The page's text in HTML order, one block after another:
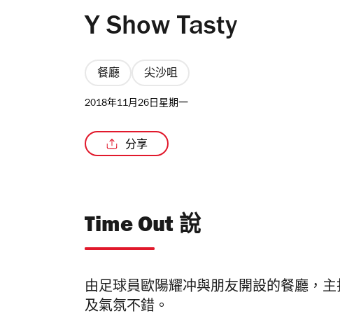
Y Show Tasty
餐廳 尖沙咀
2018年11月26日星期一
分享
Time Out 說
由足球員歐陽耀冲與朋友開設的餐廳，
及氣氛不錯。